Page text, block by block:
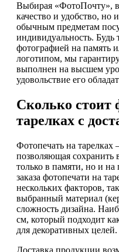
Выбирая «ФотоПочту»,
качество и удобство, но
обычным предметам
индивидуальность. Будь
фотографией на память
логотипом, мы
выполнен на высшем
удовольствие его
Сколько стоит
тарелках с
Фотопечать на тарелках
позволяющая
только в памяти, но и
заказа фотопечати на
нескольких факторов,
выбранный материал
сложность дизайна.
см, который подходит
для декоративных целей.
Доставка продукции